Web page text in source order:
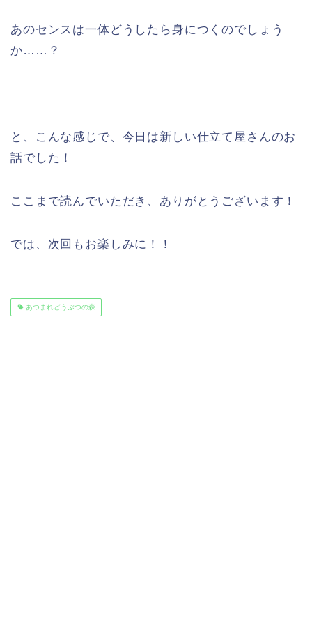
あのセンスは一体どうしたら身につくのでしょう
か……？
と、こんな感じで、今日は新しい仕立て屋さんのお
話でした！
ここまで読んでいただき、ありがとうございます！
では、次回もお楽しみに！！
あつまれどうぶつの森